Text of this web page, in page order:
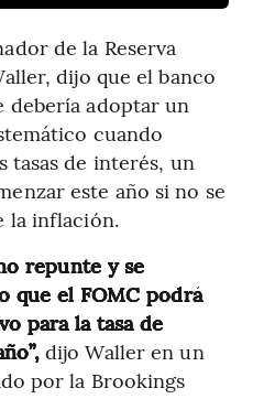
de la Reserva
dijo que el banco
debería adoptar un
cuando
tasas de interés, un
este año si no se
la inflación.
repunte y se
que el FOMC podrá
para la tasa de
dijo Waller en un
por la Brookings